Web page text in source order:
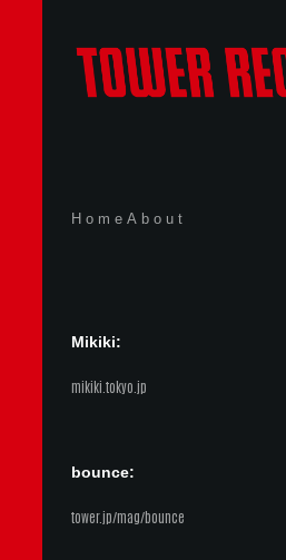
Home About
Mikiki:
mikiki.tokyo.jp
bounce:
tower.jp/mag/bounce